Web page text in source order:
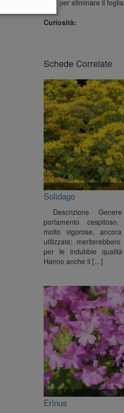
Solo per eliminare il
Curiosità:
Schede Correlate
Solidago
Descrizione
portamento
molto vigorose,
utilizzate;
per le indubbie
Hanno anche il […]
Erinus